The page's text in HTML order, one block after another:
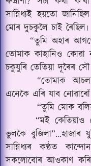
সান্নিধ্যই হয়তো
মোৰ দুচকুলৈ চাই ৰৈছিল৷
“তুমি অহাৰ
তোমাক কাহানিও
চকুযুৰি তেতিয়া দূৰৈৰ
“তোমাক
এনেকৈ এৰি যাব
“তুমি মোক
“মই কেতিয়াও
ভুলকৈ বুজিলা”...হাজাৰ
সান্নিধ্যৰ কণ্ঠত
সকলোবোৰ আওকাণ